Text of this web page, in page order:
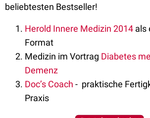
beliebtesten Bestseller!
Herold Innere Medizin 2014 als
Format
Medizin im Vortrag Diabetes
Demenz
Doc’s Coach - praktische
Praxis